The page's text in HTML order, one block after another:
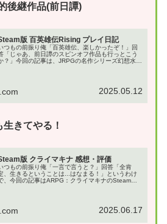
後継作品(前日譚)
版 百英雄伝Rising プレイ日記
つもの前振り俺「百英雄伝、楽しかったぞ！」回
「じゃあ、前日譚のスピンオフ作品も行っとこう
？」今回の記事は、JRPGの名作シリーズ幻想水滸
2025.05.12
きてやる！
版 クライマキナ 感想・評価
つもの前振り俺「一言で言うと？」回答「全肯
、生きるということは...はなまる！」というわけ
、今回の記事はARPG：クライマキナのSteam版
2025.06.17